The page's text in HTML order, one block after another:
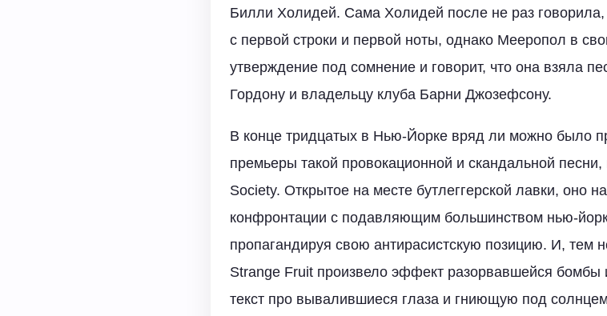
Билли Холидей. Сама Холидей после не раз говорила,
с первой строки и первой ноты, однако Мееропол в
утверждение под сомнение и говорит, что она взяла
Гордону и владельцу клуба Барни Джозефсону.
В конце тридцатых в Нью-Йорке вряд ли можно было
премьеры такой провокационной и скандальной
Society. Открытое на месте бутлеггерской лавки, оно
конфронтации с подавляющим большинством нью-
пропагандируя свою антирасистскую позицию. И, тем
Strange Fruit произвело эффект разорвавшейся бомбы
текст про вывалившиеся глаза и гниющую под